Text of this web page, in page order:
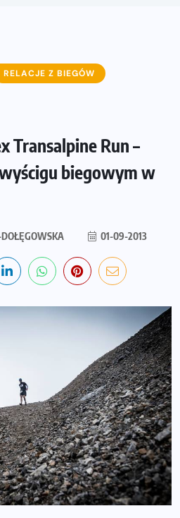
RELACJE Z BIEGÓW
Transalpine Run –
biegowym w
01-09-2013